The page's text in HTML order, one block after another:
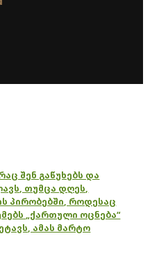
შენ გაწუხებს და
თუმცა დღეს,
პირობებში, როდესაც
„ქართული ოცნება“
ამას მარტო